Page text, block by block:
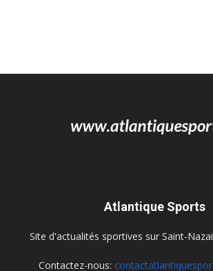
Atlantique Sports
Site d'actualités sportives sur Saint-
Contactez-nous: